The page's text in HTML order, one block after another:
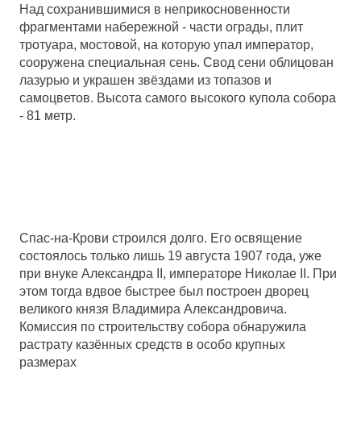
Над сохранившимися в неприкосновенности
фрагментами набережной - части ограды, плит
тротуара, мостовой, на которую упал император,
сооружена специальная сень. Свод сени облицован
лазурью и украшен звёздами из топазов и
самоцветов. Высота самого высокого купола собора
- 81 метр.
Спас-на-Крови строился долго. Его освящение
состоялось только лишь 19 августа 1907 года, уже
при внуке Александра II, императоре Николае II. При
этом тогда вдвое быстрее был построен дворец
великого князя Владимира Александровича.
Комиссия по строительству собора обнаружила
растрату казённых средств в особо крупных
размерах